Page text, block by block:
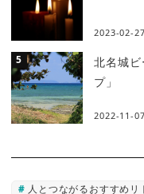
2023-02-27
北名城
プ」
2022-11-07
人とつながるおすすめリ